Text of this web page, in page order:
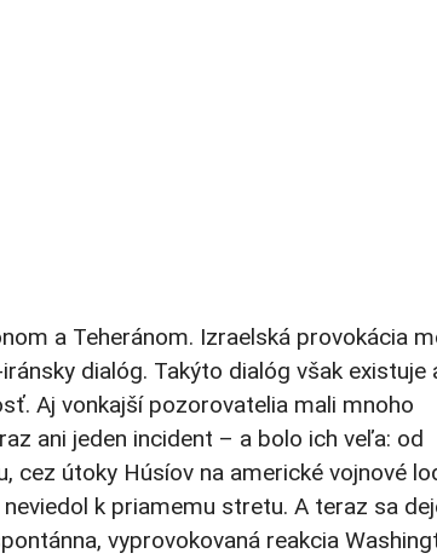
a Teheránom. Izraelská provokácia
dialóg. Takýto dialóg však existuje
Aj vonkajší pozorovatelia mali mnoho
ani jeden incident – a bolo ich veľa: od
cez útoky Húsíov na americké vojnové
k priamemu stretu. A teraz sa
vyprovokovaná reakcia